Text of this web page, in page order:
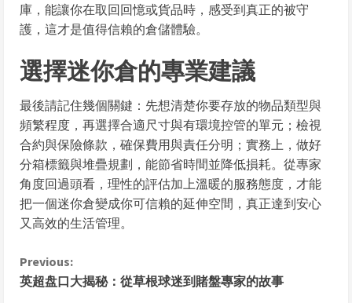
庫，能讓你在取回回憶或貨品時，感受到真正的被守
護，這才是值得信賴的倉儲體驗。
選擇迷你倉的專業建議
最後請記住幾個關鍵：先想清楚你要存放的物品類型與
頻繁程度，再選擇合適尺寸與有環境控管的單元；檢視
合約與保險條款，確保費用與責任分明；實務上，做好
分箱標籤與堆疊規劃，能節省時間並降低損耗。從專家
角度回過頭看，理性的評估加上溫暖的服務態度，才能
把一個迷你倉變成你可信賴的延伸空間，真正達到安心
又高效的生活管理。
C
Previous:
英超盘口大揭秘：從草根球迷到賭盤專家的故事